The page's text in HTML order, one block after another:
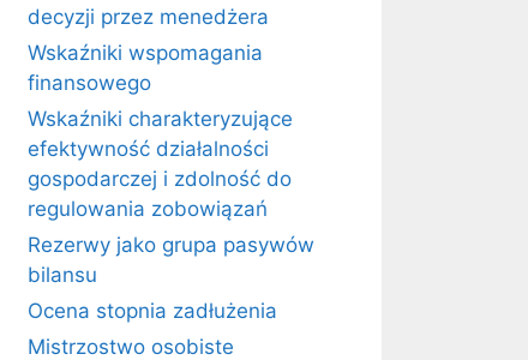
decyzji przez menedżera
Wskaźniki wspomagania
finansowego
Wskaźniki charakteryzujące
efektywność działalności
gospodarczej i zdolność do
regulowania zobowiązań
Rezerwy jako grupa pasywów
bilansu
Ocena stopnia zadłużenia
Mistrzostwo osobiste